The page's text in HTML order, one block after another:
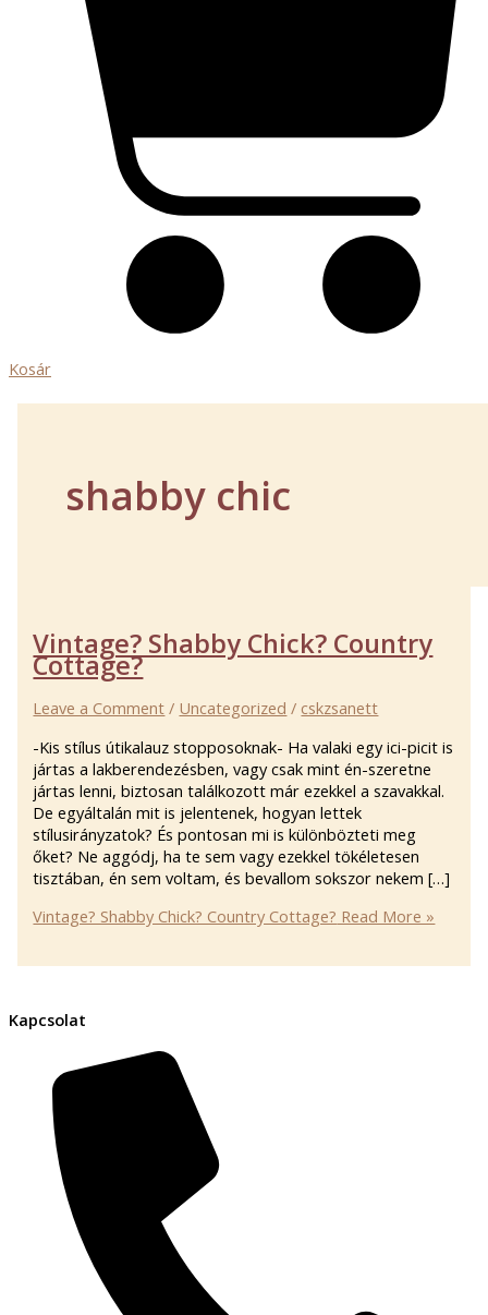
Kosár
shabby chic
Vintage? Shabby Chick? Country
Cottage?
Leave a Comment / Uncategorized / cskzsanett
-Kis stílus útikalauz stopposoknak- Ha valaki egy ici-picit is
jártas a lakberendezésben, vagy csak mint én-szeretne
jártas lenni, biztosan találkozott már ezekkel a szavakkal.
De egyáltalán mit is jelentenek, hogyan lettek
stílusirányzatok? És pontosan mi is különbözteti meg
őket? Ne aggódj, ha te sem vagy ezekkel tökéletesen
tisztában, én sem voltam, és bevallom sokszor nekem […]
Vintage? Shabby Chick? Country Cottage? Read More »
Kapcsolat